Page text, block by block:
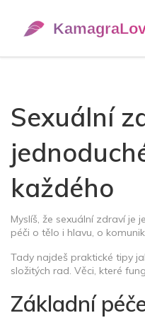
Sexuální
každého
Myslíš, že sexuální zdraví je
péči o tělo i hlavu, o
Tady najdeš praktické tipy
složitých rad. Věci, které
Základní